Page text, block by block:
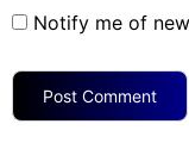
Notify me of